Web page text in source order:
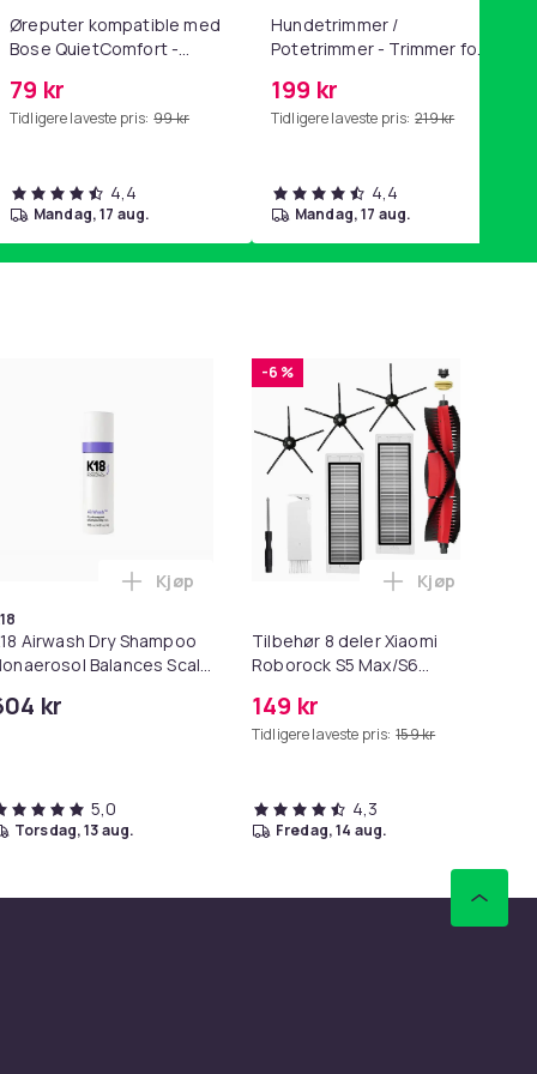
Øreputer kompatible med
Bose QuietComfort -
Grå
79 kr
Tidligere laveste pris: 99 kr
4,4
mandag, 17 aug.
Hundetrimmer /
Potetrimmer - Trimmer for
199 kr
Tidligere laveste pris: 219 kr
4,4
mandag, 17 aug.
til iPhone/iPad i handlekurven
Converter 1080p - Adapter i handlekurven
Airwash Dry Shampoo
Balances Scalp
kr
Legg K18 Airwash Dry Shampoo
Kjøp
5,0
torsdag, 13 aug.
-6 %
Tilbehør 8 deler Xiaomi
Roborock S5 Max/S6
MAXV/S50/S51/S55/S5/S60/S65/S6
149 kr
Tidligere laveste pris: 159 kr
Legg
Kjøp
4,3
fredag, 14 aug.